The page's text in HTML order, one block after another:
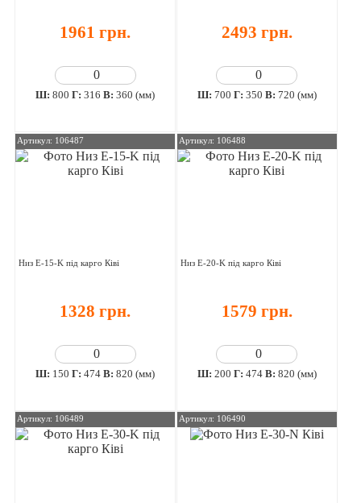
1961 грн.
Ш:800 Г:316 В:360 (мм)
2493 грн.
Ш: 700 Г: 350 В: 720 (мм)
Артикул: 106487
Низ E-15-K під карго Ківі
1328 грн.
Ш: 150 Г:474 В:820 (мм)
Артикул: 106488
Низ E-20-K під карго Ківі
1579 грн.
Ш: 200 Г: 474В: 820 (мм)
Артикул: 106489 Артикул: 106490